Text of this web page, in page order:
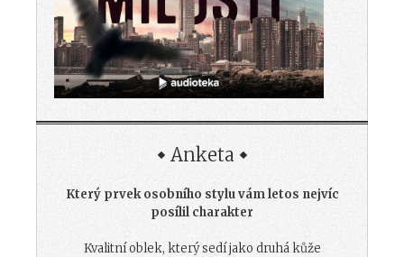
Anketa
Který prvek osobního stylu vám letos nejvíc
posílil charakter
Kvalitní oblek, který sedí jako druhá kůže